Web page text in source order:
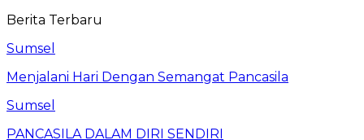
Berita Terbaru
Sumsel
Menjalani Hari Dengan Semangat Pancasila
Sumsel
PANCASILA DALAM DIRI SENDIRI